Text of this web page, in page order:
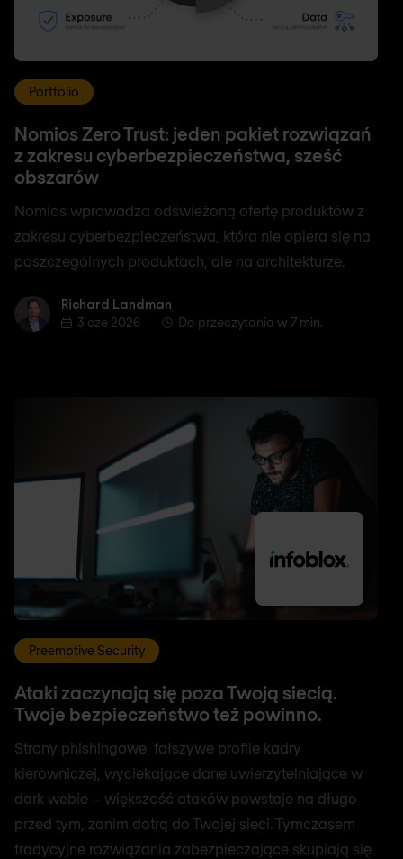
Portfolio
Nomios Zero Trust: jeden pakiet rozwiązań
z zakresu cyberbezpieczeństwa, sześć
obszarów
Nomios wprowadza odświeżoną ofertę produktów z
zakresu cyberbezpieczeństwa, która nie opiera się na
poszczególnych produktach, ale na architekturze.
Richard Landman
Richard Landman
3 cze 2026
Do przeczytania w 7 min.
Preemptive Security
Ataki zaczynają się poza Twoją siecią.
Twoje bezpieczeństwo też powinno.
Strony phishingowe, fałszywe profile kadry
kierowniczej, wyciekające dane uwierzytelniające w
dark webie – większość ataków powstaje na długo
przed tym, zanim dotrą do Twojej sieci. Tymczasem
tradycyjne rozwiązania zabezpieczające skupiają się